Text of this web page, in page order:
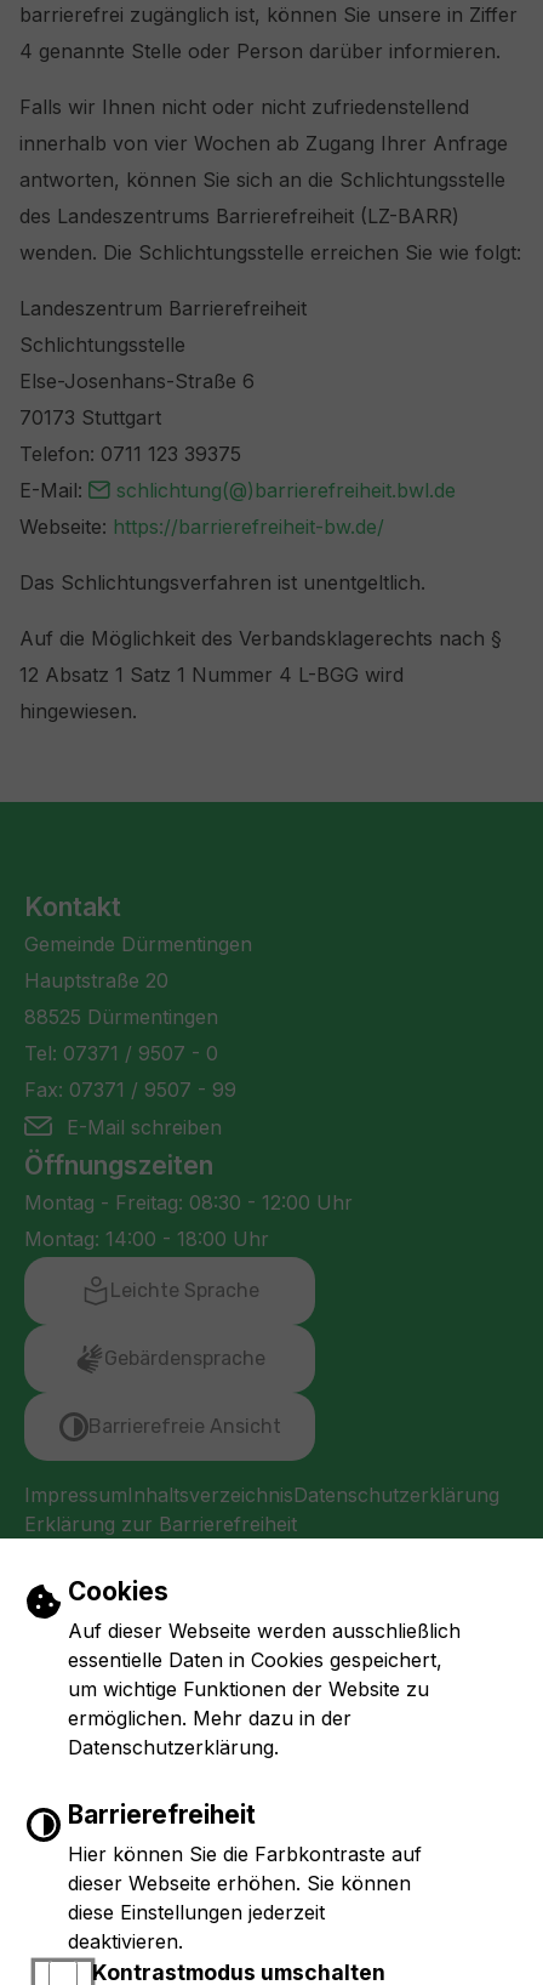
Einstellungen zu Cookies und
Cookies
Auf dieser Webseite werden ausschließlich
essentielle Daten in Cookies gespeichert,
um wichtige Funktionen der Website zu
ermöglichen. Mehr dazu in der
Datenschutzerklärung.
Barrierefreiheit
Hier können Sie die Farbkontraste auf
dieser Webseite erhöhen. Sie können
diese Einstellungen jederzeit
deaktivieren.
Kontrastmodus umschalten
barrierefrei zugänglich ist, können Sie unsere in Ziffer
4 genannte Stelle oder Person darüber informieren.
Falls wir Ihnen nicht oder nicht zufriedenstellend
innerhalb von vier Wochen ab Zugang Ihrer Anfrage
antworten, können Sie sich an die Schlichtungsstelle
des Landeszentrums Barrierefreiheit (LZ-BARR)
wenden. Die Schlichtungsstelle erreichen Sie wie folgt:
Landeszentrum Barrierefreiheit
Schlichtungsstelle
Else-Josenhans-Straße 6
70173 Stuttgart
Telefon: 0711 123 39375
E-Mail:
schlichtung(@)barrierefreiheit.bwl.de
Webseite: https://barrierefreiheit-bw.de/
Das Schlichtungsverfahren ist unentgeltlich.
Auf die Möglichkeit des Verbandsklagerechts nach §
12 Absatz 1 Satz 1 Nummer 4 L-BGG wird
hingewiesen.
Kontakt
Gemeinde Dürmentingen
Hauptstraße 20
88525 Dürmentingen
Tel: 07371 / 9507 - 0
Fax: 07371 / 9507 - 99
E-Mail schreiben
Öffnungszeiten
Montag - Freitag: 08:30 - 12:00 Uhr
Montag: 14:00 - 18:00 Uhr
Leichte Sprache
Gebärdensprache
Barrierefreie Ansicht
ImpressumInhaltsverzeichnisDatenschutzerklärung
Erklärung zur Barrierefreiheit